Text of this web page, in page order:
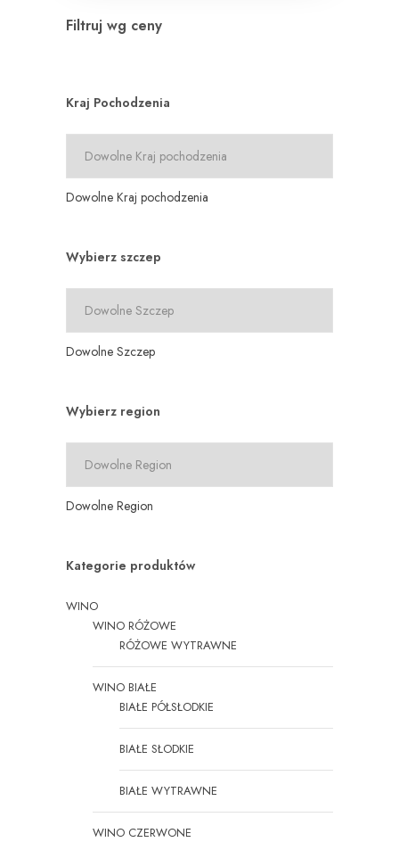
Filtruj wg ceny
Kraj Pochodzenia
Dowolne Kraj pochodzenia
Wybierz szczep
Dowolne Szczep
Wybierz region
Dowolne Region
Kategorie produktów
WINO
WINO RÓŻOWE
RÓŻOWE WYTRAWNE
WINO BIAŁE
BIAŁE PÓŁSŁODKIE
BIAŁE SŁODKIE
BIAŁE WYTRAWNE
WINO CZERWONE